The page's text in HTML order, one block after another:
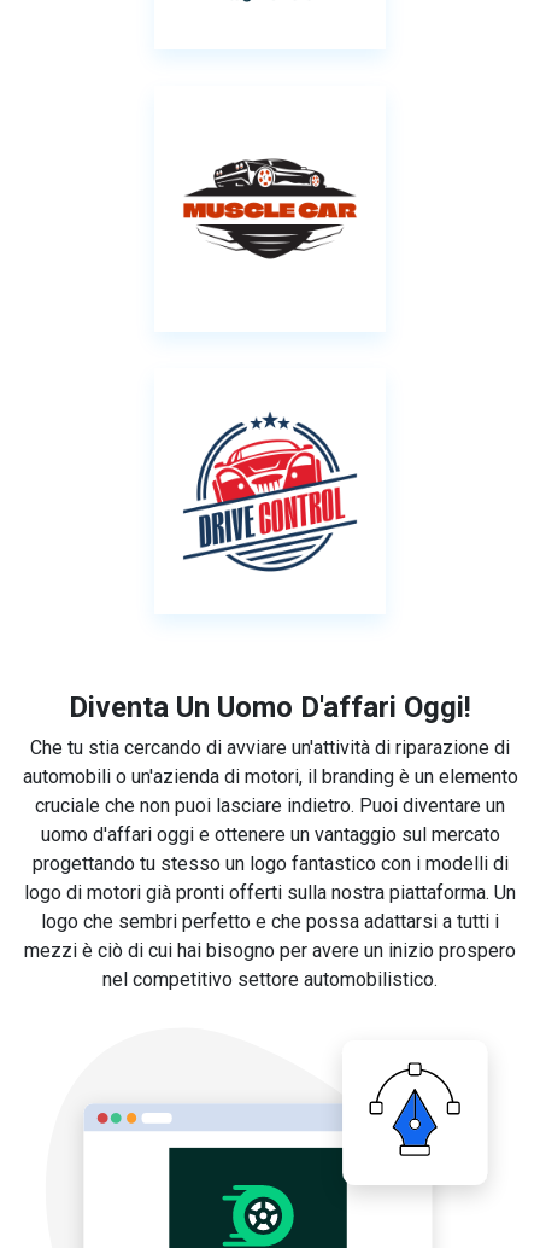
Diventa Un Uomo D'affari Oggi!
Che tu stia cercando di avviare un'attività di riparazione di
automobili o un'azienda di motori, il branding è un elemento
cruciale che non puoi lasciare indietro. Puoi diventare un
uomo d'affari oggi e ottenere un vantaggio sul mercato
progettando tu stesso un logo fantastico con i modelli di
logo di motori già pronti offerti sulla nostra piattaforma. Un
logo che sembri perfetto e che possa adattarsi a tutti i
mezzi è ciò di cui hai bisogno per avere un inizio prospero
nel competitivo settore automobilistico.